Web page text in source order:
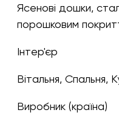
Ясенові дошки, сталева конструкція з
порошковим
Інтер'єр
Вітальня, Спальня,
Виробник (країна)